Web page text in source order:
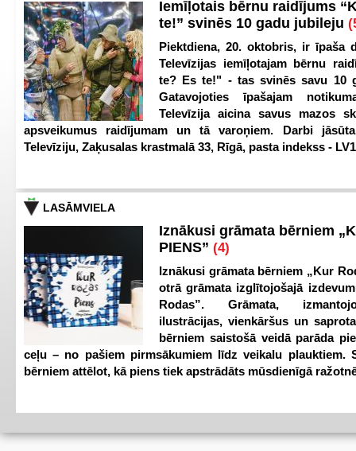
Iemīļotais bērnu raidījums
te!” svinēs 10 gadu jubileju
Piektdiena, 20. oktobris, ir īpaša
Televīzijas iemīļotajam bērnu
te? Es te!" - tas svinēs savu 10
Gatavojoties īpašajam
Televīzija aicina savus mazos
apsveikumus raidījumam un tā varoņiem. Darbi
Televīziju, Zaķusalas krastmalā 33, Rīgā, pasta indekss -
LASĀMVIELA
Iznākusi grāmata bērniem
PIENS” (4)
Iznākusi grāmata bērniem „Kur
otrā grāmata izglītojošajā
Rodas”. Grāmata,
ilustrācijas, vienkāršus un
bērniem saistošā veidā parāda
ceļu – no pašiem pirmsākumiem līdz veikalu plauktiem.
bērniem attēlot, kā piens tiek apstrādāts mūsdienīgā